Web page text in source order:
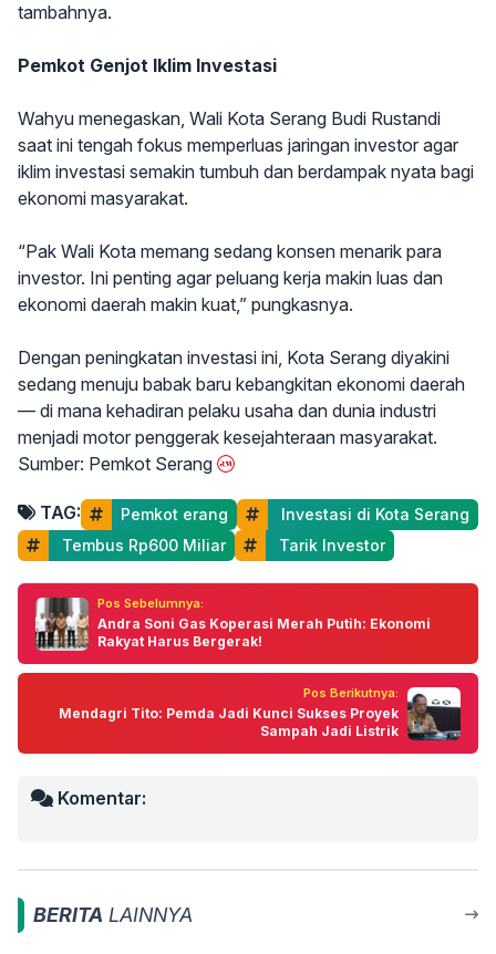
tambahnya.
Pemkot Genjot Iklim Investasi
Wahyu menegaskan, Wali Kota Serang Budi Rustandi
saat ini tengah fokus memperluas jaringan investor agar
iklim investasi semakin tumbuh dan berdampak nyata bagi
ekonomi masyarakat.
“Pak Wali Kota memang sedang konsen menarik para
investor. Ini penting agar peluang kerja makin luas dan
ekonomi daerah makin kuat,” pungkasnya.
Dengan peningkatan investasi ini, Kota Serang diyakini
sedang menuju babak baru kebangkitan ekonomi daerah
— di mana kehadiran pelaku usaha dan dunia industri
menjadi motor penggerak kesejahteraan masyarakat.
Sumber: Pemkot Serang
TAG: Pemkot erang
Investasi di Kota Serang
Tembus Rp600 Miliar
Tarik Investor
Pos Sebelumnya:
Andra Soni Gas Koperasi Merah Putih: Ekonomi
Rakyat Harus Bergerak!
Pos Berikutnya:
Mendagri Tito: Pemda Jadi Kunci Sukses Proyek
Sampah Jadi Listrik
Komentar:
BERITA LAINNYA